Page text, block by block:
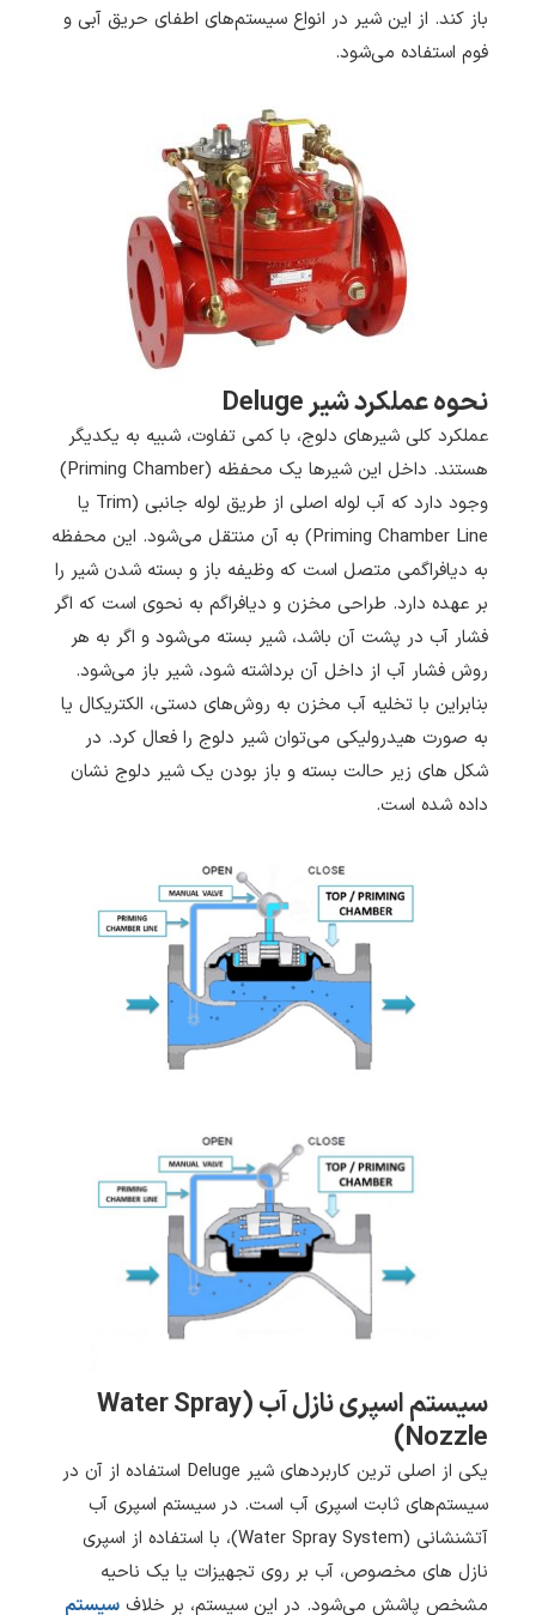
باز کند. از این شیر در انواع سیستم‌های اطفای حریق آبی و
فوم استفاده می‌شود.
نحوه عملکرد شیر Deluge
عملکرد کلی شیرهای دلوج، با کمی تفاوت، شبیه به یکدیگر
هستند. داخل این شیرها یک محفظه (Priming Chamber)
وجود دارد که آب لوله اصلی از طریق لوله جانبی (Trim یا
Priming Chamber Line) به آن منتقل می‌شود. این محفظه
به دیافراگمی متصل است که وظیفه باز و بسته شدن شیر را
بر عهده دارد. طراحی مخزن و دیافراگم به نحوی است که اگر
فشار آب در پشت آن باشد، شیر بسته می‌شود و اگر به هر
روش فشار آب از داخل آن برداشته شود، شیر باز می‌شود.
بنابراین با تخلیه آب مخزن به روش‌های دستی، الکتریکال یا
به صورت هیدرولیکی می‌توان شیر دلوج را فعال کرد. در
شکل های زیر حالت بسته و باز بودن یک شیر دلوج نشان
داده شده است.
سیستم اسپری نازل آب (Water Spray
Nozzle)
یکی از اصلی ترین کاربردهای شیر Deluge‌ استفاده از آن در
سیستم‌های ثابت اسپری آب است. در سیستم اسپری آب
آتشنشانی (Water Spray System)، با استفاده از اسپری
نازل های مخصوص، آب بر روی تجهیزات یا یک ناحیه
مشخص پاشش می‌شود. در این سیستم، بر خلاف سیستم